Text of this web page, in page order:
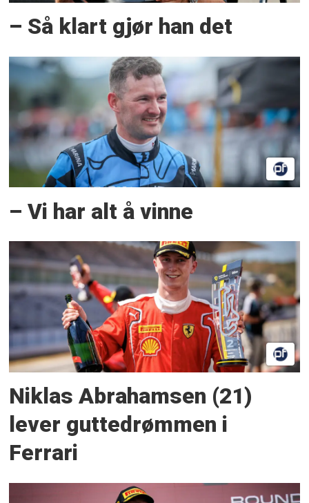
– Så klart gjør han det
– Vi har alt å vinne
Niklas Abrahamsen (21)
lever guttedrømmen i
Ferrari